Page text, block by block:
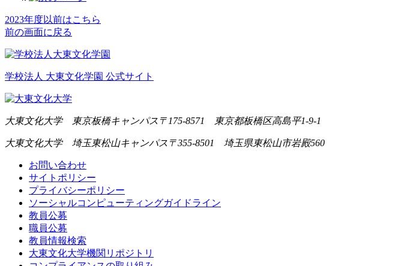
2023年度以前はこちら
前の画面に戻る
学校法人 大東文化学園 公式サイト
大東文化大学 東京板橋キャンパス 〒175-8571 東京都板橋区高島平1-9-1
大東文化大学 埼玉東松山キャンパス 〒355-8501 埼玉県東松山市岩殿560
お問い合わせ
サイトポリシー
プライバシーポリシー
ソーシャルコンピューティングガイドライン
教員公募
職員公募
教員情報検索
大東文化大学機関リポジトリ